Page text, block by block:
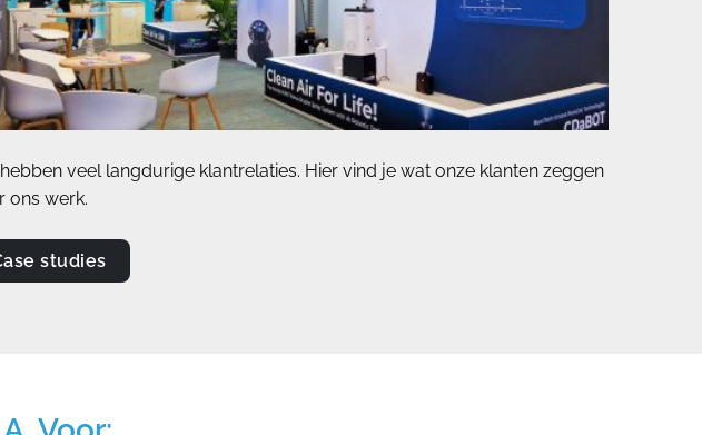
veel langdurige klantrelaties. Hier vind je wat onze klanten zeggen
ons werk.
studies